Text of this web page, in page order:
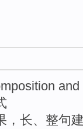
，长、整句